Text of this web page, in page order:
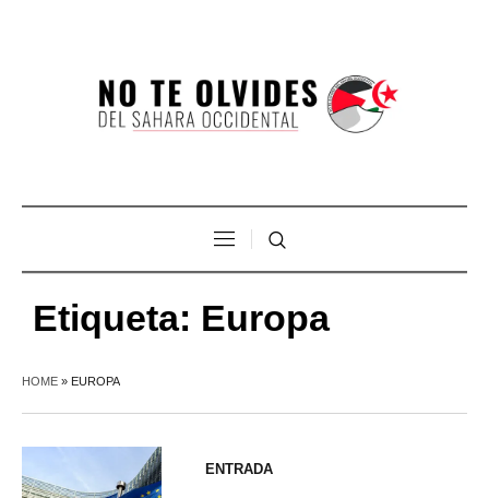
Etiqueta: Europa
HOME » EUROPA
ENTRADA